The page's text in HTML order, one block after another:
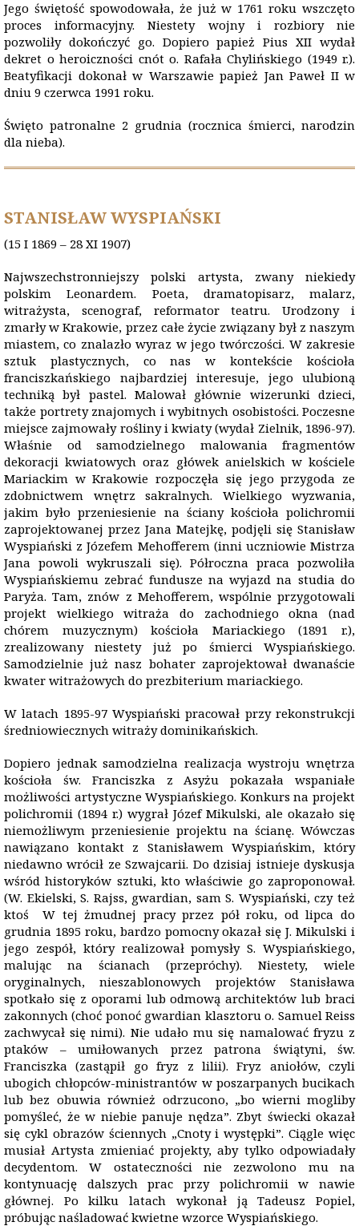
Jego świętość spowodowała, że już w 1761 roku wszczęto
proces informacyjny. Niestety wojny i rozbiory nie
pozwoliły dokończyć go. Dopiero papież Pius XII wydał
dekret o heroiczności cnót o. Rafała Chylińskiego (1949 r.).
Beatyfikacji dokonał w Warszawie papież Jan Paweł II w
dniu 9 czerwca 1991 roku.
Święto patronalne 2 grudnia (rocznica śmierci, narodzin
dla nieba).
STANISŁAW WYSPIAŃSKI
(15 I 1869 – 28 XI 1907)
Najwszechstronniejszy polski artysta, zwany niekiedy
polskim Leonardem. Poeta, dramatopisarz, malarz,
witrażysta, scenograf, reformator teatru. Urodzony i
zmarły w Krakowie, przez całe życie związany był z naszym
miastem, co znalazło wyraz w jego twórczości. W zakresie
sztuk plastycznych, co nas w kontekście kościoła
franciszkańskiego najbardziej interesuje, jego ulubioną
techniką był pastel. Malował głównie wizerunki dzieci,
także portrety znajomych i wybitnych osobistości. Poczesne
miejsce zajmowały rośliny i kwiaty (wydał Zielnik, 1896-97).
Właśnie od samodzielnego malowania fragmentów
dekoracji kwiatowych oraz główek anielskich w kościele
Mariackim w Krakowie rozpoczęła się jego przygoda ze
zdobnictwem wnętrz sakralnych. Wielkiego wyzwania,
jakim było przeniesienie na ściany kościoła polichromii
zaprojektowanej przez Jana Matejkę, podjęli się Stanisław
Wyspiański z Józefem Mehofferem (inni uczniowie Mistrza
Jana powoli wykruszali się). Półroczna praca pozwoliła
Wyspiańskiemu zebrać fundusze na wyjazd na studia do
Paryża. Tam, znów z Mehofferem, wspólnie przygotowali
projekt wielkiego witraża do zachodniego okna (nad
chórem muzycznym) kościoła Mariackiego (1891 r.),
zrealizowany niestety już po śmierci Wyspiańskiego.
Samodzielnie już nasz bohater zaprojektował dwanaście
kwater witrażowych do prezbiterium mariackiego.
W latach 1895-97 Wyspiański pracował przy rekonstrukcji
średniowiecznych witraży dominikańskich.
Dopiero jednak samodzielna realizacja wystroju wnętrza
kościoła św. Franciszka z Asyżu pokazała wspaniałe
możliwości artystyczne Wyspiańskiego. Konkurs na projekt
polichromii (1894 r.) wygrał Józef Mikulski, ale okazało się
niemożliwym przeniesienie projektu na ścianę. Wówczas
nawiązano kontakt z Stanisławem Wyspiańskim, który
niedawno wrócił ze Szwajcarii. Do dzisiaj istnieje dyskusja
wśród historyków sztuki, kto właściwie go zaproponował.
(W. Ekielski, S. Rajss, gwardian, sam S. Wyspiański, czy też
ktoś W tej żmudnej pracy przez pół roku, od lipca do
grudnia 1895 roku, bardzo pomocny okazał się J. Mikulski i
jego zespół, który realizował pomysły S. Wyspiańskiego,
malując na ścianach (przepróchy). Niestety, wiele
oryginalnych, nieszablonowych projektów Stanisława
spotkało się z oporami lub odmową architektów lub braci
zakonnych (choć ponoć gwardian klasztoru o. Samuel Reiss
zachwycał się nimi). Nie udało mu się namalować fryzu z
ptaków – umiłowanych przez patrona świątyni, św.
Franciszka (zastąpił go fryz z lilii). Fryz aniołów, czyli
ubogich chłopców-ministrantów w poszarpanych bucikach
lub bez obuwia również odrzucono, „bo wierni mogliby
pomyśleć, że w niebie panuje nędza”. Zbyt świecki okazał
się cykl obrazów ściennych „Cnoty i występki”. Ciągle więc
musiał Artysta zmieniać projekty, aby tylko odpowiadały
decydentom. W ostateczności nie zezwolono mu na
kontynuację dalszych prac przy polichromii w nawie
głównej. Po kilku latach wykonał ją Tadeusz Popiel,
próbując naśladować kwietne wzorce Wyspiańskiego.